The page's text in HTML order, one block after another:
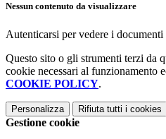
Nessun contenuto da visualizzare
Autenticarsi per vedere i
Questo sito o gli strumenti terzi da
cookie necessari al funzionamento
COOKIE POLICY.
Personalizza Rifiuta tutti i cookies
Gestione cookie